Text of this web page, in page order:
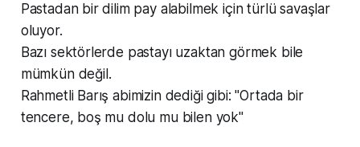
Pastadan bir dilim pay alabilmek için türlü savaşlar
oluyor.
Bazı sektörlerde pastayı uzaktan görmek bile
mümkün değil.
Rahmetli Barış abimizin dediği gibi: "Ortada bir
tencere, boş mu dolu mu bilen yok"